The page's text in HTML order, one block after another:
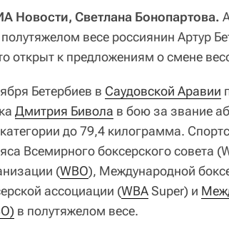
Новости, Светлана Бонопартова.
весе россиянин Артур
открыт к предложениям о смене
Бетербиев в Саудовской Аравии
Дмитрия Бивола в бою за звание
до 79,4 килограмма.
Всемирного боксерского совета
(WBO), Международной
ассоциации (WBA Super) и
в полутяжелом весе.